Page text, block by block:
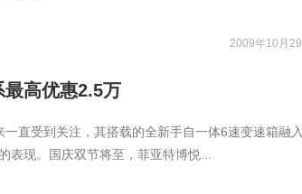
2009年10月
高优惠2.5万
直受到关注，其搭载的全新手自一体6速变速箱融
表现。国庆双节将至，菲亚特博悦...